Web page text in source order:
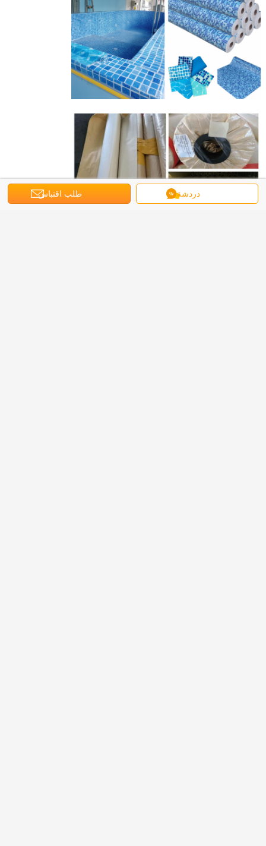
دردشة طلب اقتباس